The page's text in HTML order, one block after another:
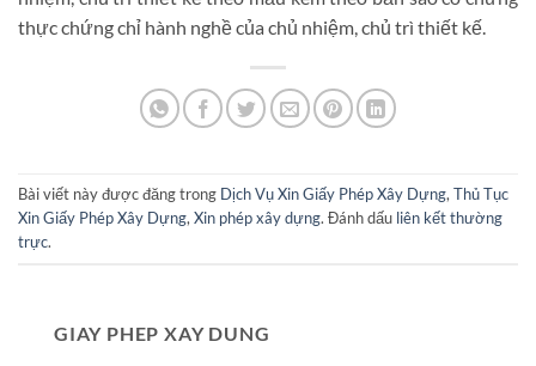
thực chứng chỉ hành nghề của chủ nhiệm, chủ trì thiết kế.
Bài viết này được đăng trong Dịch Vụ Xin Giấy Phép Xây Dựng, Thủ Tục
Xin Giấy Phép Xây Dựng, Xin phép xây dựng. Đánh dấu liên kết thường
trực.
GIAY PHEP XAY DUNG